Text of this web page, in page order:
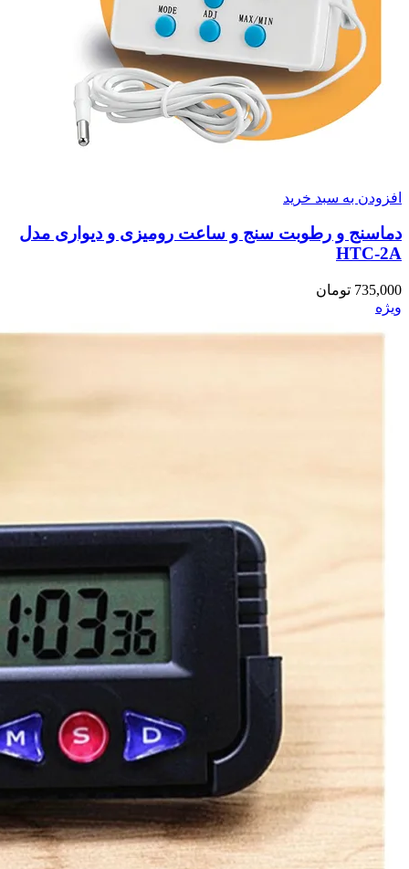
افزودن به سبد خرید
دماسنج و رطوبت سنج و ساعت رومیزی و دیواری مدل
HTC-2A
735,000 تومان
ویژه